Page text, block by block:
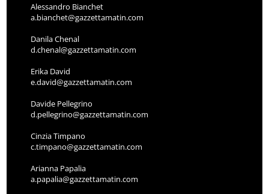
Alessandro Bianchet
a.bianchet@gazzettamatin.com
Danila Chenal
d.chenal@gazzettamatin.com
Erika David
e.david@gazzettamatin.com
Davide Pellegrino
d.pellegrino@gazzettamatin.com
Cinzia Timpano
c.timpano@gazzettamatin.com
Arianna Papalia
a.papalia@gazzettamatin.com